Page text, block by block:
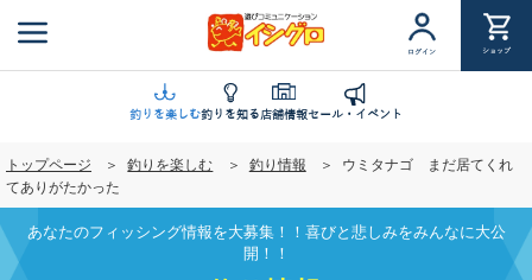
ン
ツ
移
動
ログイン ショップ
釣りを楽しむ釣りを知る店舗情報セール・イベント
トップページ 釣りを楽しむ 釣り情報
ウミタナゴ まだ居てくれ
てありがたかった
あなたのフィッシング情報を大募集！！喜びと悲しみをみんなに大公
開！！